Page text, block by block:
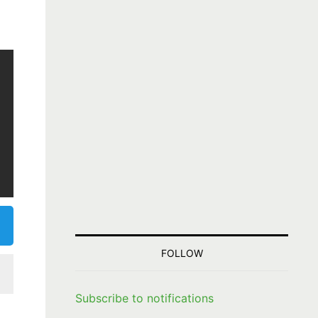
FOLLOW
Subscribe to notifications